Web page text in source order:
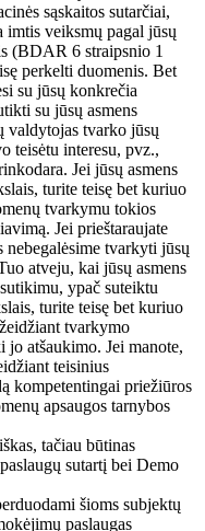
sąskaitos sutarčiai,
imtis veiksmų pagal jūsų
(BDAR 6 straipsnio 1
perkelti duomenis. Bet
su jūsų konkrečia
su jūsų asmens
valdytojas tvarko jūsų
teisėtu interesu, pvz.,
Jei jūsų asmens
turite teisę bet kuriuo
tvarkymu tokios
Jei prieštaraujate
tvarkyti jūsų
atveju, kai jūsų asmens
ypač suteiktu
turite teisę bet kuriuo
tvarkymo
atšaukimo. Jei manote,
teisinius
kompetentingai priežiūros
apsaugos tarnybos
tačiau būtinas
sutartį bei Demo
šioms subjektų
paslaugas